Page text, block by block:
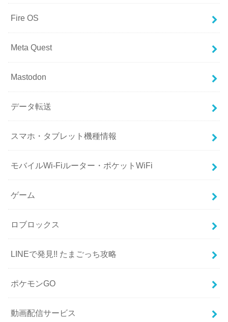
Fire OS
Meta Quest
Mastodon
データ転送
スマホ・タブレット機種情報
モバイルWi-Fiルーター・ポケットWiFi
ゲーム
ロブロックス
LINEで発見!! たまごっち攻略
ポケモンGO
動画配信サービス